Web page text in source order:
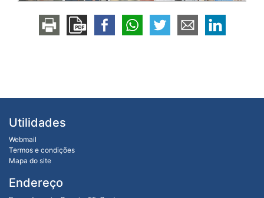
Utilidades
Webmail
Termos e condições
Mapa do site
Endereço